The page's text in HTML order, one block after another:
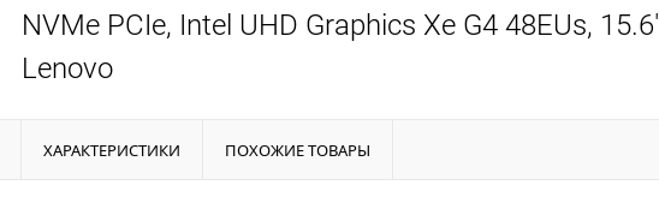
NVMe PCIe, Intel UHD Graphics Xe G4 48EUs,
Lenovo
ХАРАКТЕРИСТИКИ ПОХОЖИЕ ТОВАРЫ